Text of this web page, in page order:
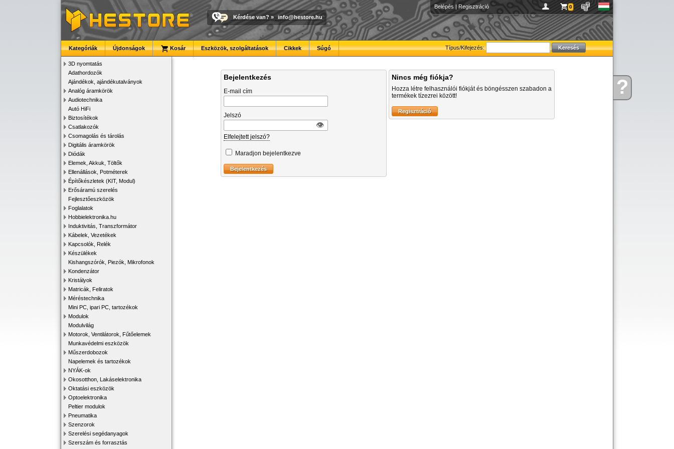
Kérdése?
Belépés | Regisztráció 0
Kérdése van? » info@hestore.hu
Típus/Kifejezés:
Kategóriák Újdonságok Kosár Eszközök, szolgáltatások Cikkek Súgó
3D nyomtatás
Adathordozók
Ajándékok, ajándékutalványok
Analóg áramkörök
Audiotechnika
Autó HiFi
Biztosítékok
Csatlakozók
Csomagolás és tárolás
Digitális áramkörök
Diódák
Elemek, Akkuk, Töltők
Ellenállások, Potméterek
Építőkészletek (KIT, Modul)
Erősáramú szerelés
Fejlesztőeszközök
Foglalatok
Hobbielektronika.hu
Induktivitás, Transzformátor
Kábelek, Vezetékek
Kapcsolók, Relék
Készülékek
Kishangszórók, Piezók, Mikrofonok
Kondenzátor
Kristályok
Matricák, Feliratok
Méréstechnika
Mini PC, ipari PC, tartozékok
Modulok
Modulvilág
Motorok, Ventilátorok, Fűtőelemek
Munkavédelmi eszközök
Műszerdobozok
Napelemek és tartozékok
NYÁK-ok
Okosotthon, Lakáselektronika
Oktatási eszközök
Optoelektronika
Peltier modulok
Pneumatika
Szenzorok
Szerelési segédanyagok
Szerszám és forrasztás
Bejelentkezés
E-mail cím
Jelszó
👁︎
Elfelejtett jelszó?
Maradjon bejelentkezve
Nincs még fiókja?
Hozza létre felhasználói fiókját és böngésszen szabadon a
termékek tízezrei között!